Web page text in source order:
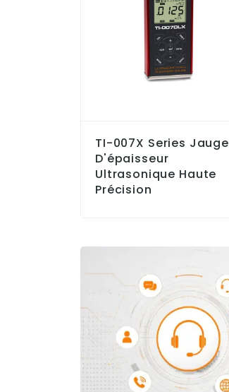
TI-007X Series Jauge
D'épaisseur
Ultrasonique Haute
Précision